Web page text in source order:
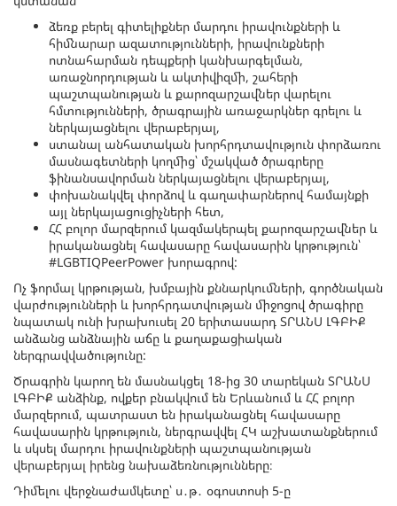
ձեռք բերել գիտելիքներ մարդու իրավունքների և
հիմնարար ազատությունների, իրավունքների
ոտնահարման դեպքերի կանխարգելման,
առաջնորդության և ակտիվիզմի, շահերի
պաշտպանության և քարոզարշավներ վարելու
հմտությունների, ծրագրային առաջարկներ գրելու և
ներկայացնելու վերաբերյալ,
ստանալ անհատական խորհրդտավություն փորձառու
մասնագետների կողմից՝ մշակված ծրագրերը
ֆինանսավորման ներկայացնելու վերաբերյալ,
փոխանակվել փորձով և գաղափարներով համայնքի
այլ ներկայացուցիչների հետ,
ՀՀ բոլոր մարզերում կազմակերպել քարոզարշավներ և
իրականացնել հավասարը հավասարին կրթություն՝
#LGBTIQPeerPower խորագրով:
Ոչ ֆորմալ կրթության, խմբային քննարկումների, գործնական
վարժությունների և խորհրդատվության միջոցով ծրագիրը
նպատակ ունի խրախուսել 20 երիտասարդ ՏՐԱՆՍ ԼԳԲԻՔ
անձանց անձնային աճը և քաղաքացիական
ներգրավվածությունը:
Ծրագրին կարող են մասնակցել 18-ից 30 տարեկան ՏՐԱՆՍ
ԼԳԲԻՔ անձինք, ովքեր բնակվում են Երևանում և ՀՀ բոլոր
մարզերում, պատրաստ են իրականացնել հավասարը
հավասարին կրթություն, ներգրավվել ՀԿ աշխատանքներում
և սկսել մարդու իրավունքների պաշտպանության
վերաբերյալ իրենց նախաձեռնությունները։
Դիմելու վերջնաժամկետը՝ ս․թ․ օգոստոսի 5-ը